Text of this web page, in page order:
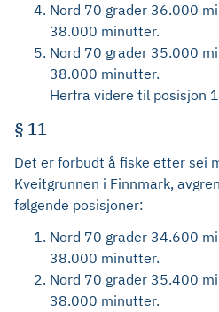
Nord 70 grader 36.000
38.000 minutter.
Nord 70 grader 35.000
38.000 minutter.
Herfra videre til posisjon
§ 11
Det er forbudt å fiske etter sei
Kveitgrunnen i Finnmark,
følgende posisjoner:
Nord 70 grader 34.600
38.000 minutter.
Nord 70 grader 35.400
38.000 minutter.